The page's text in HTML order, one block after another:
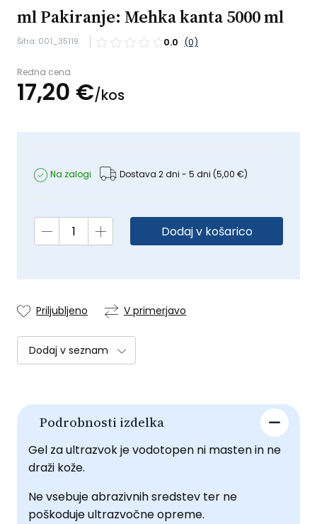
ml Pakiranje: Mehka kanta 5000 ml
Šifra: 001_35119 0.0 (0)
Redna cena
17,20 €/kos
Na zalogi Dostava 2 dni - 5 dni (5,00 €)
Dodaj v košarico
Priljubljeno V primerjavo
Dodaj v seznam
Podrobnosti izdelka
Gel za ultrazvok je vodotopen ni masten in ne
draži kože.
Ne vsebuje abrazivnih sredstev ter ne
poškoduje ultrazvočne opreme.